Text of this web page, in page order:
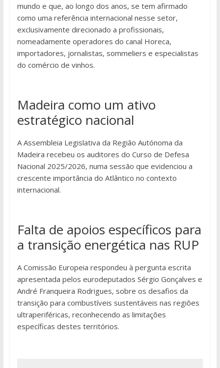
mundo e que, ao longo dos anos, se tem afirmado
como uma referência internacional nesse setor,
exclusivamente direcionado a profissionais,
nomeadamente operadores do canal Horeca,
importadores, jornalistas, sommeliers e especialistas
do comércio de vinhos.
Madeira como um ativo
estratégico nacional
A Assembleia Legislativa da Região Autónoma da
Madeira recebeu os auditores do Curso de Defesa
Nacional 2025/2026, numa sessão que evidenciou a
crescente importância do Atlântico no contexto
internacional.
Falta de apoios específicos para
a transição energética nas RUP
A Comissão Europeia respondeu à pergunta escrita
apresentada pelos eurodeputados Sérgio Gonçalves e
André Franqueira Rodrigues, sobre os desafios da
transição para combustíveis sustentáveis nas regiões
ultraperiféricas, reconhecendo as limitações
específicas destes territórios.